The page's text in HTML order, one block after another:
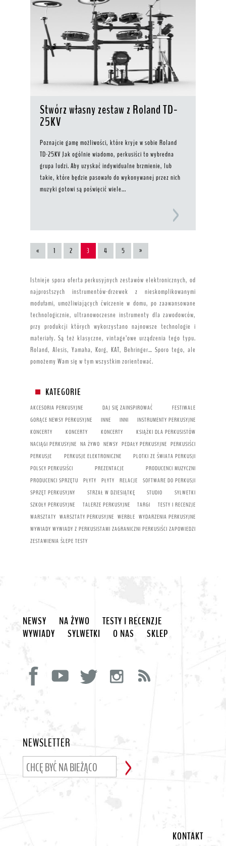
Stwórz własny zestaw z Roland TD-
25KV
Poznajcie gamę możliwości, które kryje w sobie Roland
TD-25KV Jak ogólnie wiadomo, perkusiści to wybredna
grupa ludzi. Aby uzyskać indywidualne brzmienie, lub
takie, które będzie pasowało do wykonywanej przez nich
muzyki gotowi są poświęcić wiele...
« 1 2 3 4 5 »
Istnieje spora oferta perkusyjnych zestawów elektronicznych, od
najprostszych instrumentów-drzewek z nieskomplikowanymi
modułami, umożliwiających ćwiczenie w domu, po zaawansowane
technologicznie, ultranowoczesne instrumenty dla zawodowców,
przy produkcji których wykorzystano najnowsze technologie i
materiały. Są też klasyczne, vintage’owe urządzenia tego typu.
Roland, Alesis, Yamaha, Korg, KAT, Behringer… Sporo tego, ale
pomożemy Wam się w tym wszystkim zorientować.
KATEGORIE
AKCESORIA PERKUSYJNE DAJ SIĘ ZAINSPIROWAĆ
FESTIWALE
GORĄCE NEWSY PERKUSYJNE
INNE INNI
INSTRUMENTY PERKUSYJNE
KONCERTY
KONCERTY KONCERTY
KSIĄŻKI DLA PERKUSISTÓW
NACIĄGI PERKUSYJNE NA ŻYWO NEWSY PEDAŁY PERKUSYJNE PERKUSIŚCI
PERKUSJE
PERKUSJE ELEKTRONICZNE
PLOTKI ZE ŚWIATA PERKUSJI
POLSCY PERKUSIŚCI
PREZENTACJE
PRODUCENCI MUZYCZNI
PRODUCENCI SPRZĘTU
PŁYTY PŁYTY RELACJE
SOFTWARE DO PERKUSJI
SPRZĘT PERKUSYJNY
STRZAŁ W DZIESIĄTKĘ STUDIO
SYLWETKI
SZKOŁY PERKUSYJNE
TALERZE PERKUSYJNE TARGI
TESTY I RECENZJE
WARSZTATY WARSZTATY PERKUSYJNE WERBLE WYDARZENIA PERKUSYJNE
WYWIADY WYWIADY Z PERKUSISTAMI ZAGRANICZNI PERKUSIŚCI ZAPOWIEDZI
ZESTAWIENIA ŚLEPE TESTY
NEWSY NA ŻYWO
TESTY I RECENZJE
WYWIADY
SYLWETKI O NAS SKLEP
NEWSLETTER
KONTAKT